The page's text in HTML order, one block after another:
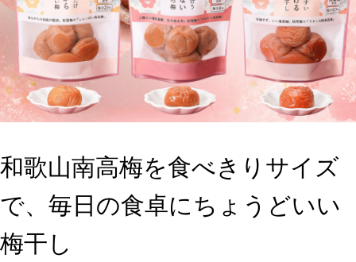
和歌山南高梅を食べきりサイズ
で、毎日の食卓にちょうどいい
梅干し